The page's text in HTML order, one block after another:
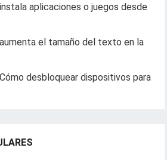
aplicaciones o juegos desde
el tamaño del texto en la
desbloquear dispositivos para